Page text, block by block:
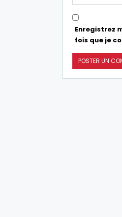
Enregistrez
fois que je